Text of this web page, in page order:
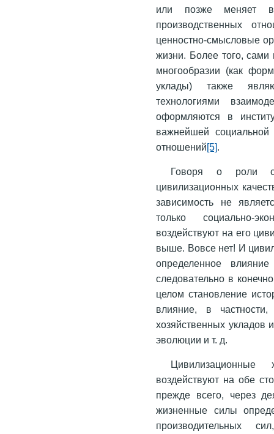
или позже меняет
производственных
ценностно-смысловые
жизни. Более того,
многообразии (как
уклады) также
технологиями
оформляются в
важнейшей социальной
отношений[5].
Говоря о роли
цивилизационных
зависимость не
только социально-
воздействуют на его
выше. Вовсе нет! И
определенное
следовательно в
целом становление
влияние, в
хозяйственных укладов
эволюции и т. д.
Цивилизационные
воздействуют на обе
прежде всего, через
жизненные силы
производительных